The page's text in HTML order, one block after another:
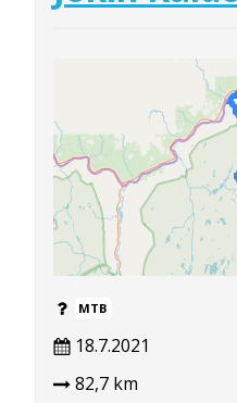
MTB
18.7.2021
82,7 km